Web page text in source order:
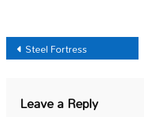
Post
navigation
Steel Fortress
Leave a Reply